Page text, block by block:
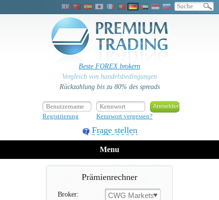
Beste FOREX brokern
Vergleich von handelsbedingungen
Rückzahlung bis zu 80% des spreads
Registrierung Kennwort vergessen?
Frage stellen
Menu
Prämienrechner
Broker: CWG Markets